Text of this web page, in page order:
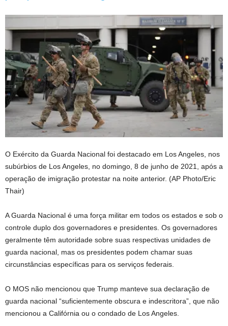
O Exército da Guarda Nacional foi destacado em Los Angeles, nos
subúrbios de Los Angeles, no domingo, 8 de junho de 2021, após a
operação de imigração protestar na noite anterior. (AP Photo/Eric
Thair)
A Guarda Nacional é uma força militar em todos os estados e sob o
controle duplo dos governadores e presidentes. Os governadores
geralmente têm autoridade sobre suas respectivas unidades de
guarda nacional, mas os presidentes podem chamar suas
circunstâncias específicas para os serviços federais.
O MOS não mencionou que Trump manteve sua declaração de
guarda nacional “suficientemente obscura e indescritora”, que não
mencionou a Califórnia ou o condado de Los Angeles.